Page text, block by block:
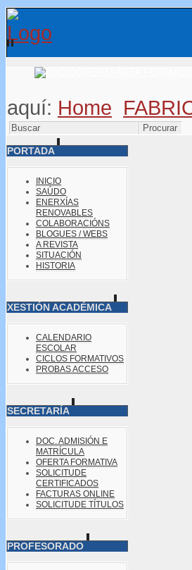
aquí: Home
PORTADA
INICIO
SAÚDO
ENERXÍAS
RENOVABLES
COLABORACIÓNS
BLOGUES / WEBS
A REVISTA
SITUACIÓN
HISTORIA
XESTIÓN ACADÉMICA
CALENDARIO
ESCOLAR
CICLOS FORMATIVOS
PROBAS ACCESO
SECRETARÍA
DOC. ADMISIÓN E
MATRÍCULA
OFERTA FORMATIVA
SOLICITUDE
CERTIFICADOS
FACTURAS ONLINE
SOLICITUDE TÍTULOS
PROFESORADO